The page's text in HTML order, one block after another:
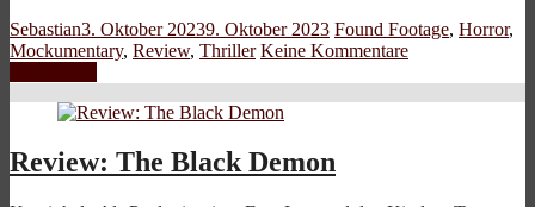
Sebastian3. Oktober 20239. Oktober 2023 Found Footage, Horror,
Mockumentary, Review, Thriller Keine Kommentare
Review: The Black Demon